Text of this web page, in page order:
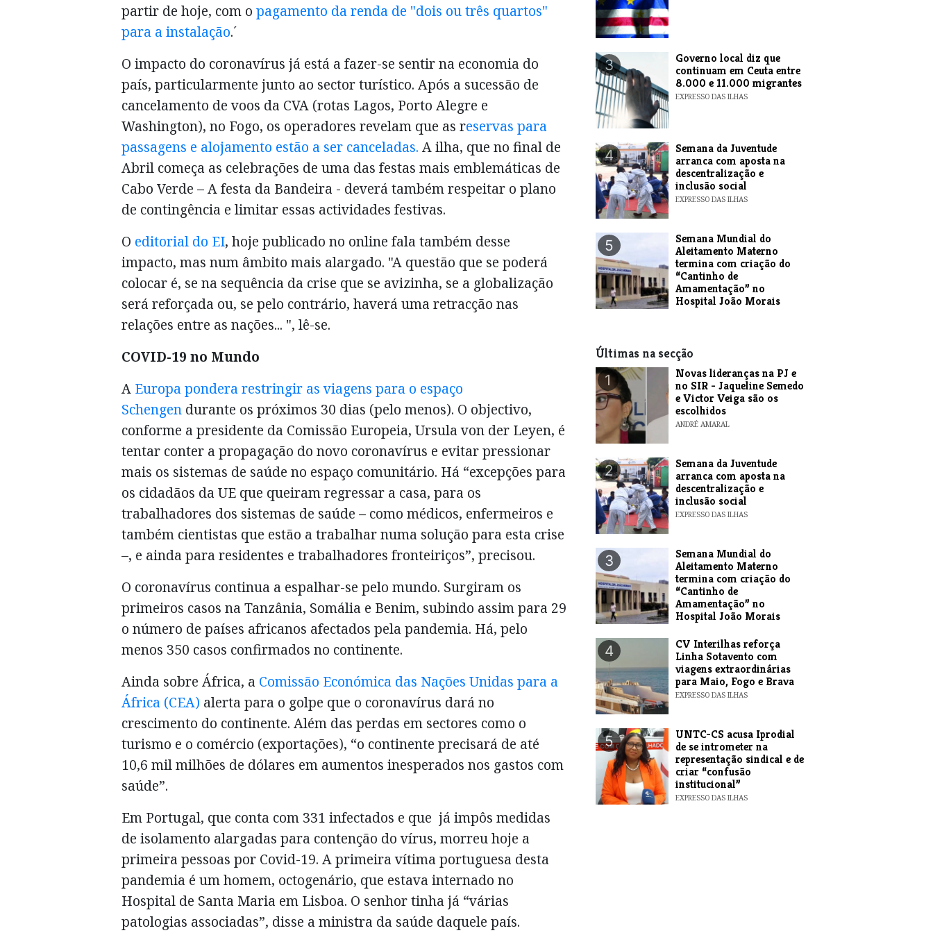
partir de hoje, com o pagamento da renda de "dois ou três quartos"
para a instalação.´
O impacto do coronavírus já está a fazer-se sentir na economia do
país, particularmente junto ao sector turístico. Após a sucessão de
cancelamento de voos da CVA (rotas Lagos, Porto Alegre e
Washington), no Fogo, os operadores revelam que as reservas para
passagens e alojamento estão a ser canceladas. A ilha, que no final de
Abril começa as celebrações de uma das festas mais emblemáticas de
Cabo Verde – A festa da Bandeira - deverá também respeitar o plano
de contingência e limitar essas actividades festivas.
O editorial do EI, hoje publicado no online fala também desse
impacto, mas num âmbito mais alargado. "A questão que se poderá
colocar é, se na sequência da crise que se avizinha, se a globalização
será reforçada ou, se pelo contrário, haverá uma retracção nas
relações entre as nações... ", lê-se.
COVID-19 no Mundo
A Europa pondera restringir as viagens para o espaço
Schengen durante os próximos 30 dias (pelo menos). O objectivo,
conforme a presidente da Comissão Europeia, Ursula von der Leyen, é
tentar conter a propagação do novo coronavírus e evitar pressionar
mais os sistemas de saúde no espaço comunitário. Há “excepções para
os cidadãos da UE que queiram regressar a casa, para os
trabalhadores dos sistemas de saúde – como médicos, enfermeiros e
também cientistas que estão a trabalhar numa solução para esta crise
–, e ainda para residentes e trabalhadores fronteiriços”, precisou.
O coronavírus continua a espalhar-se pelo mundo. Surgiram os
primeiros casos na Tanzânia, Somália e Benim, subindo assim para 29
o número de países africanos afectados pela pandemia. Há, pelo
menos 350 casos confirmados no continente.
Ainda sobre África, a Comissão Económica das Nações Unidas para a
África (CEA) alerta para o golpe que o coronavírus dará no
crescimento do continente. Além das perdas em sectores como o
turismo e o comércio (exportações), “o continente precisará de até
10,6 mil milhões de dólares em aumentos inesperados nos gastos com
saúde”.
Em Portugal, que conta com 331 infectados e que já impôs medidas
de isolamento alargadas para contenção do vírus, morreu hoje a
primeira pessoas por Covid-19. A primeira vítima portuguesa desta
pandemia é um homem, octogenário, que estava internado no
Hospital de Santa Maria em Lisboa. O senhor tinha já “várias
patologias associadas”, disse a ministra da saúde daquele país.
3
​Governo local diz que
continuam em Ceuta entre
8.000 e 11.000 migrantes
EXPRESSO DAS ILHAS
4
Semana da Juventude
arranca com aposta na
descentralização e
inclusão social
EXPRESSO DAS ILHAS
5
Semana Mundial do
Aleitamento Materno
termina com criação do
“Cantinho de
Amamentação” no
Hospital João Morais
Últimas na secção
1
Novas lideranças na PJ e
no SIR - Jaqueline Semedo
e Victor Veiga são os
escolhidos
ANDRÉ AMARAL
2
Semana da Juventude
arranca com aposta na
descentralização e
inclusão social
EXPRESSO DAS ILHAS
3
Semana Mundial do
Aleitamento Materno
termina com criação do
“Cantinho de
Amamentação” no
Hospital João Morais
4
​CV Interilhas reforça
Linha Sotavento com
viagens extraordinárias
para Maio, Fogo e Brava
EXPRESSO DAS ILHAS
5
UNTC-CS acusa Iprodial
de se intrometer na
representação sindical e de
criar “confusão
institucional”
EXPRESSO DAS ILHAS